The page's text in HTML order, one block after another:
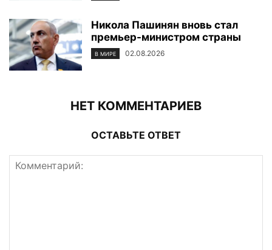
Никола Пашинян вновь стал
премьер-министром страны
В МИРЕ 02.08.2026
НЕТ КОММЕНТАРИЕВ
ОСТАВЬТЕ ОТВЕТ